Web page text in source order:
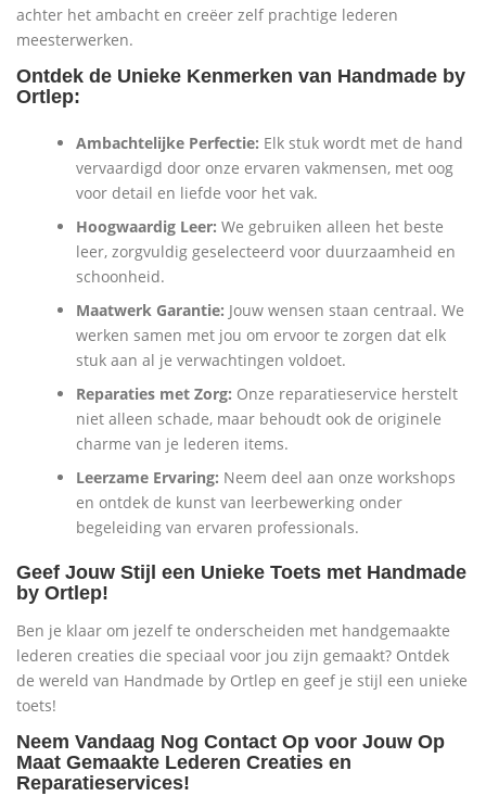
achter het ambacht en creëer zelf prachtige lederen
meesterwerken.
Ontdek de Unieke Kenmerken van Handmade by
Ortlep:
Ambachtelijke Perfectie: Elk stuk wordt met de hand
vervaardigd door onze ervaren vakmensen, met oog
voor detail en liefde voor het vak.
Hoogwaardig Leer: We gebruiken alleen het beste
leer, zorgvuldig geselecteerd voor duurzaamheid en
schoonheid.
Maatwerk Garantie: Jouw wensen staan centraal. We
werken samen met jou om ervoor te zorgen dat elk
stuk aan al je verwachtingen voldoet.
Reparaties met Zorg: Onze reparatieservice herstelt
niet alleen schade, maar behoudt ook de originele
charme van je lederen items.
Leerzame Ervaring: Neem deel aan onze workshops
en ontdek de kunst van leerbewerking onder
begeleiding van ervaren professionals.
Geef Jouw Stijl een Unieke Toets met Handmade
by Ortlep!
Ben je klaar om jezelf te onderscheiden met handgemaakte
lederen creaties die speciaal voor jou zijn gemaakt? Ontdek
de wereld van Handmade by Ortlep en geef je stijl een unieke
toets!
Neem Vandaag Nog Contact Op voor Jouw Op
Maat Gemaakte Lederen Creaties en
Reparatieservices!